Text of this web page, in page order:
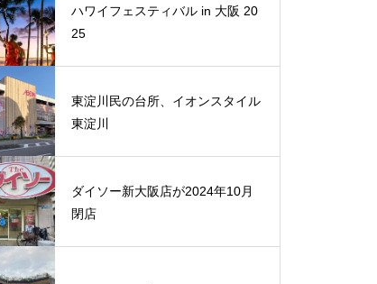
ハワイフェスティバル in 大阪 20
25
東淀川民の台所、イオンスタイル
東淀川
ダイソー新大阪店が2024年10月
閉店